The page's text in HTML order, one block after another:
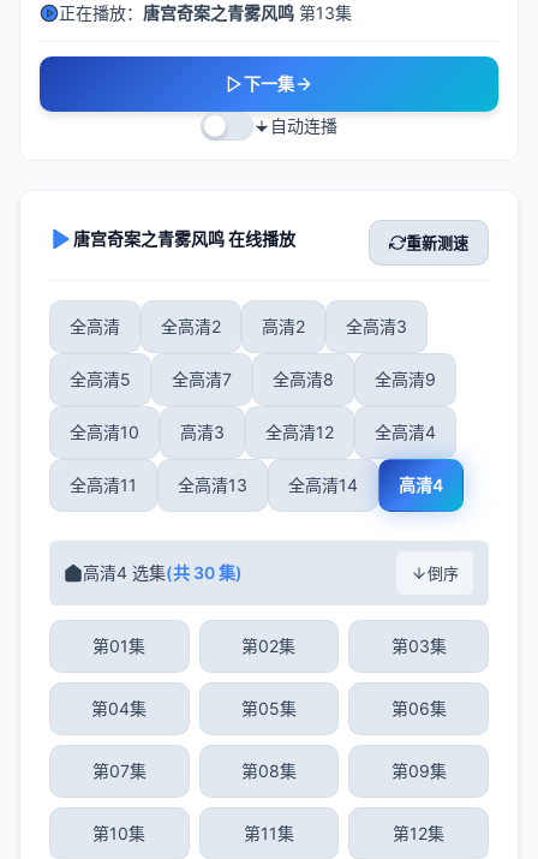
正在播放： 唐宫奇案之青雾风鸣 第13集
下一集
自动连播
唐宫奇案之青雾风鸣 在线播放 重新测速
全高清 全高清2 高清2 全高清3
全高清5 全高清7 全高清8 全高清9
全高清10 高清3 全高清12 全高清4
全高清11 全高清13 全高清14 高清4
高清4 选集(共 30 集) 倒序
第01集 第02集 第03集
第04集 第05集 第06集
第07集 第08集 第09集
第10集 第11集 第12集